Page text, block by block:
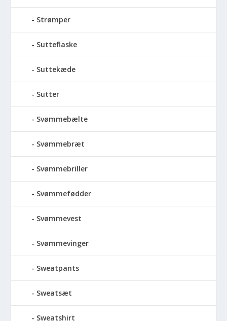
Strømper
Sutteflaske
Suttekæde
Sutter
Svømmebælte
Svømmebræt
Svømmebriller
Svømmefødder
Svømmevest
Svømmevinger
Sweatpants
Sweatsæt
Sweatshirt